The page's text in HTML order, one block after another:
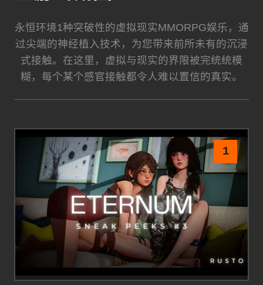
永恒环境1种突破性的虚拟现实MMORPG娱乐，通
过尖端的神经植入技术，为您带来前所未有的沉浸
式接触。在这里，虚拟与现实的界限被完统统模
糊，每个某个感官接触都令人难以置信的真实。
1